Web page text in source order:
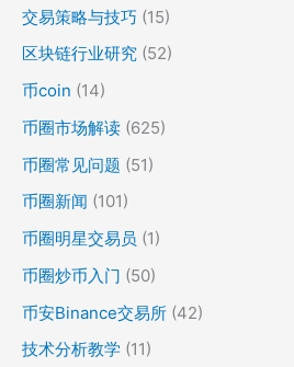
交易策略与技巧 (15)
区块链行业研究 (52)
币coin (14)
币圈市场解读 (625)
币圈常见问题 (51)
币圈新闻 (101)
币圈明星交易员 (1)
币圈炒币入门 (50)
币安Binance交易所 (42)
技术分析教学 (11)